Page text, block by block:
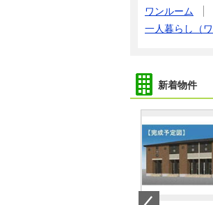
ワンルーム
一人暮らし（
新着物件